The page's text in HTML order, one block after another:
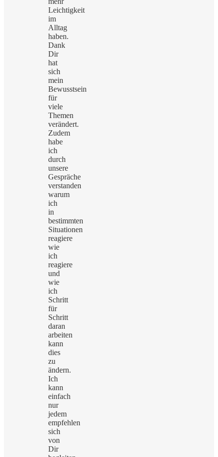
Leichtigkeit
im
Alltag
haben.
Dank
Dir
hat
sich
mein
Bewusstsein
für
viele
Themen
verändert.
Zudem
habe
ich
durch
unsere
Gespräche
verstanden
warum
ich
in
bestimmten
Situationen
reagiere
wie
ich
reagiere
und
wie
ich
Schritt
für
Schritt
daran
arbeiten
kann
dies
zu
ändern.
Ich
kann
einfach
nur
jedem
empfehlen
sich
von
Dir